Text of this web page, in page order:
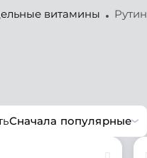
витамины Рутин
Сначала популярные